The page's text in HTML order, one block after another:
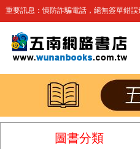
重要訊息：慎防詐騙電話，絕無簽單錯
圖書分類